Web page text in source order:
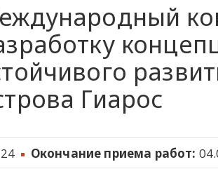
Гиарос
Окончание приема работ: